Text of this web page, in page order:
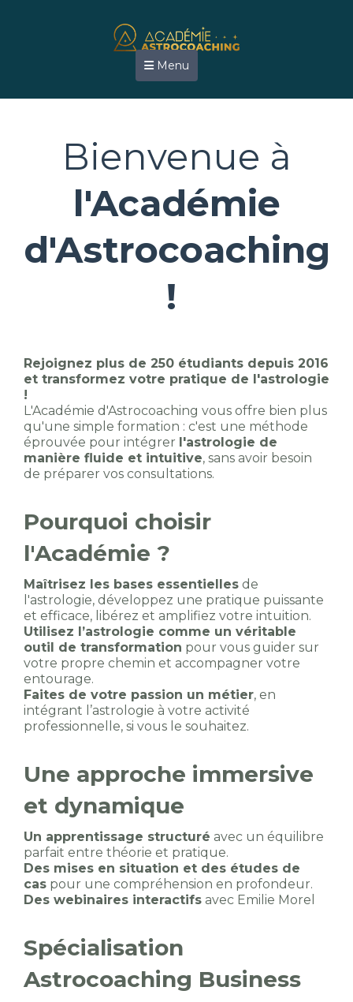
Menu
Bienvenue à
l'Académie
d'Astrocoaching
!
Rejoignez plus de 250 étudiants depuis 2016
et transformez votre pratique de l'astrologie
!
L'Académie d'Astrocoaching vous offre bien plus
qu'une simple formation : c'est une méthode
éprouvée pour intégrer l'astrologie de
manière fluide et intuitive, sans avoir besoin
de préparer vos consultations.
Pourquoi choisir
l'Académie ?
Maîtrisez les bases essentielles de
l'astrologie, développez une pratique puissante
et efficace, libérez et amplifiez votre intuition.
Utilisez l’astrologie comme un véritable
outil de transformation pour vous guider sur
votre propre chemin et accompagner votre
entourage.
Faites de votre passion un métier, en
intégrant l’astrologie à votre activité
professionnelle, si vous le souhaitez.
Une approche immersive
et dynamique
Un apprentissage structuré avec un équilibre
parfait entre théorie et pratique.
Des mises en situation et des études de
cas pour une compréhension en profondeur.
Des webinaires interactifs avec Emilie Morel
Spécialisation
Astrocoaching Business